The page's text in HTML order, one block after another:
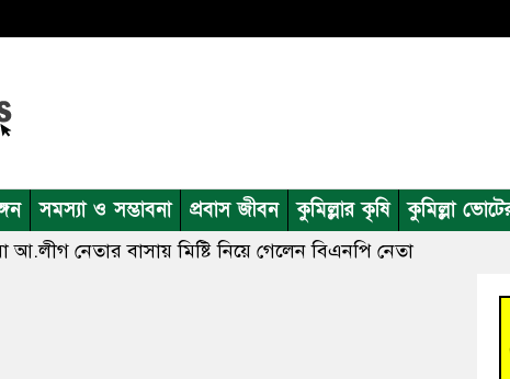
সমস্যা ও সম্ভাবনা প্রবাস জীবন কুমিল্লার কৃষি কুমিল্লা
আ.লীগ নেতার বাসায় মিষ্টি নিয়ে গেলেন বিএনপি নেতা